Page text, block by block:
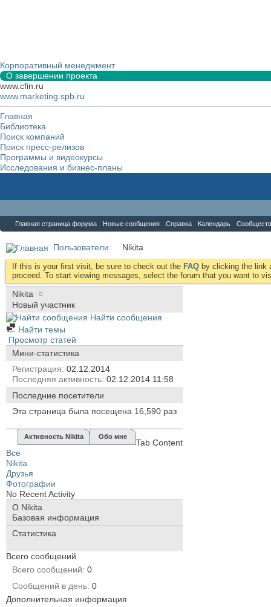
Корпоративный менеджмент
О завершении проекта
www.cfin.ru
www.marketing.spb.ru
Главная
Библиотека
Поиск компаний
Поиск пресс-релизов
Программы и видеокурсы
Исследования и бизнес-планы
Главная страница форума Новые сообщения Справка Календарь
Пользователи Nikita
If this is your first visit, be sure to check out the FAQ by clicking the link
proceed. To start viewing messages, select the forum that you want to
Nikita
Новый участник
Найти сообщения
Найти темы
Просмотр статей
Мини-статистика
Регистрация 02.12.2014
Последняя активность 02.12.2014 11:58
Последние посетители
Эта страница была посещена 16,590 раз
Активность Nikita Обо мне
Tab Content
Все
Nikita
Друзья
Фотографии
No Recent Activity
О Nikita
Базовая информация
Статистика
Всего сообщений
Всего сообщений 0
Сообщений в день 0
Дополнительная информация